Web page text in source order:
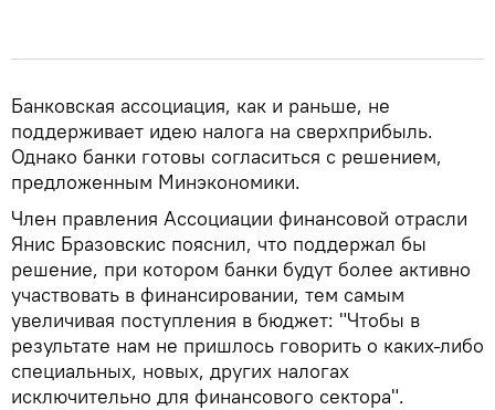
Банковская ассоциация, как и раньше, не
поддерживает идею налога на сверхприбыль.
Однако банки готовы согласиться с решением,
предложенным Минэкономики.
Член правления Ассоциации финансовой отрасли
Янис Бразовскис пояснил, что поддержал бы
решение, при котором банки будут более активно
участвовать в финансировании, тем самым
увеличивая поступления в бюджет: "Чтобы в
результате нам не пришлось говорить о каких-либо
специальных, новых, других налогах
исключительно для финансового сектора".